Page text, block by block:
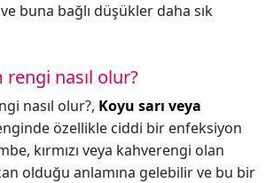
buna bağlı düşükler daha sık
rengi nasıl olur?
nasıl olur?, Koyu sarı veya
özellikle ciddi bir enfeksiyon
kırmızı veya kahverengi olan
olduğu anlamına gelebilir ve bu bir